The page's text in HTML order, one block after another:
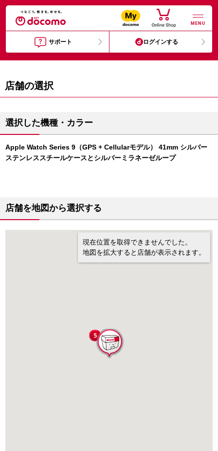
MENU
サポート ログインする
店舗の選択
選択した機種・カラー
Apple Watch Series 9（GPS + Cellularモデル） 41mm シルバー
ステンレススチールケースとシルバーミラネーゼループ
店舗を地図から選択する
現在位置を取得できませんでした。
地図を拡大すると店舗が表示されます。